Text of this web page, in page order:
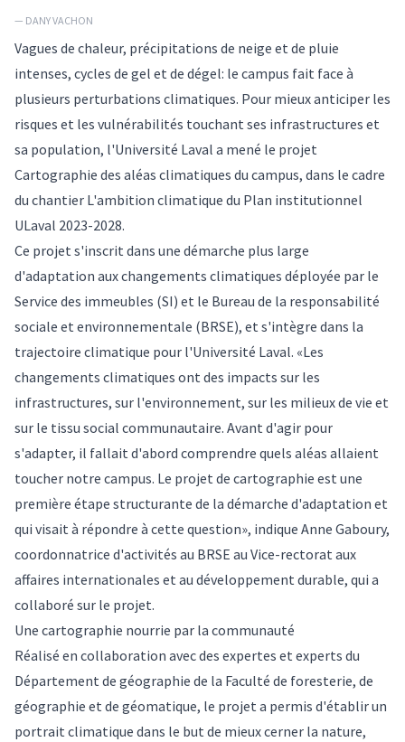
— DANY VACHON
Vagues de chaleur, précipitations de neige et de pluie
intenses, cycles de gel et de dégel: le campus fait face à
plusieurs perturbations climatiques. Pour mieux anticiper les
risques et les vulnérabilités touchant ses infrastructures et
sa population, l'Université Laval a mené le projet
Cartographie des aléas climatiques du campus, dans le cadre
du chantier L'ambition climatique du Plan institutionnel
ULaval 2023-2028.
Ce projet s'inscrit dans une démarche plus large
d'adaptation aux changements climatiques déployée par le
Service des immeubles (SI) et le Bureau de la responsabilité
sociale et environnementale (BRSE), et s'intègre dans la
trajectoire climatique pour l'Université Laval. «Les
changements climatiques ont des impacts sur les
infrastructures, sur l'environnement, sur les milieux de vie et
sur le tissu social communautaire. Avant d'agir pour
s'adapter, il fallait d'abord comprendre quels aléas allaient
toucher notre campus. Le projet de cartographie est une
première étape structurante de la démarche d'adaptation et
qui visait à répondre à cette question», indique Anne Gaboury,
coordonnatrice d'activités au BRSE au Vice-rectorat aux
affaires internationales et au développement durable, qui a
collaboré sur le projet.
Une cartographie nourrie par la communauté
Réalisé en collaboration avec des expertes et experts du
Département de géographie de la Faculté de foresterie, de
géographie et de géomatique, le projet a permis d'établir un
portrait climatique dans le but de mieux cerner la nature,